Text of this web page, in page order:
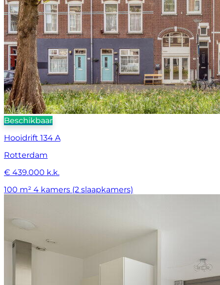
Beschikbaar
Hooidrift 134 A
Rotterdam
€ 439.000 k.k.
100 m² 4 kamers (2 slaapkamers)